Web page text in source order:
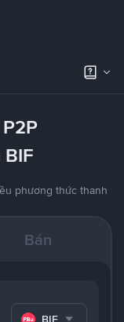
phương thức thanh
Bán
BIF